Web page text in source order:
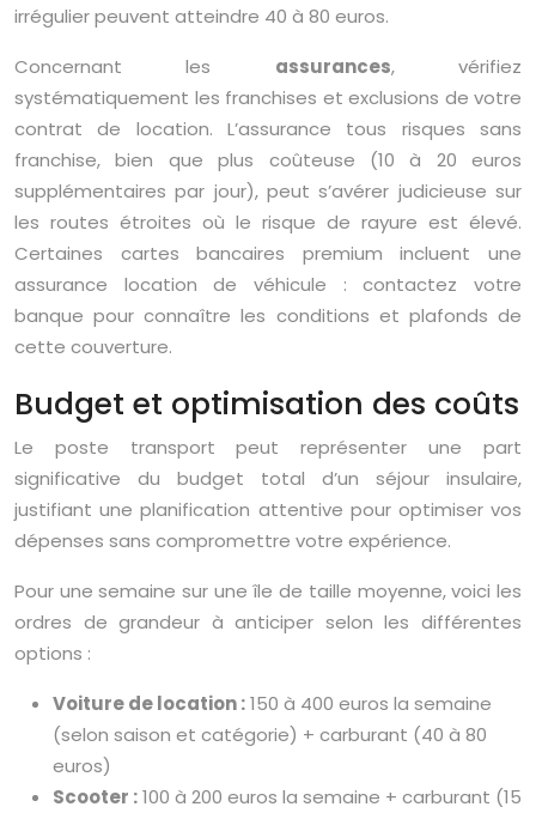
irrégulier peuvent atteindre 40 à 80 euros.
Concernant les assurances, vérifiez
systématiquement les franchises et exclusions de votre
contrat de location. L’assurance tous risques sans
franchise, bien que plus coûteuse (10 à 20 euros
supplémentaires par jour), peut s’avérer judicieuse sur
les routes étroites où le risque de rayure est élevé.
Certaines cartes bancaires premium incluent une
assurance location de véhicule : contactez votre
banque pour connaître les conditions et plafonds de
cette couverture.
Budget et optimisation des coûts
Le poste transport peut représenter une part
significative du budget total d’un séjour insulaire,
justifiant une planification attentive pour optimiser vos
dépenses sans compromettre votre expérience.
Pour une semaine sur une île de taille moyenne, voici les
ordres de grandeur à anticiper selon les différentes
options :
Voiture de location :150 à 400 euros la semaine
(selon saison et catégorie) + carburant (40 à 80
euros)
Scooter :100 à 200 euros la semaine + carburant (15